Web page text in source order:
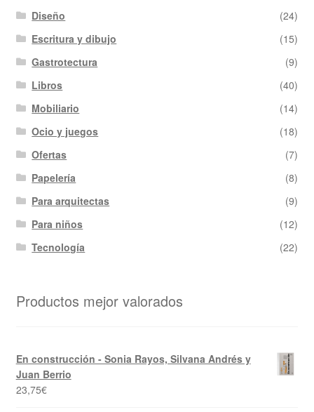
Diseño
(24)
Escritura y dibujo
(15)
Gastrotectura
(9)
Libros
(40)
Mobiliario
(14)
Ocio y juegos
(18)
Ofertas
(7)
Papelería
(8)
Para arquitectas
(9)
Para niños
(12)
Tecnología
(22)
Productos mejor valorados
En construcción - Sonia Rayos, Silvana Andrés y
Juan Berrio
23,75€